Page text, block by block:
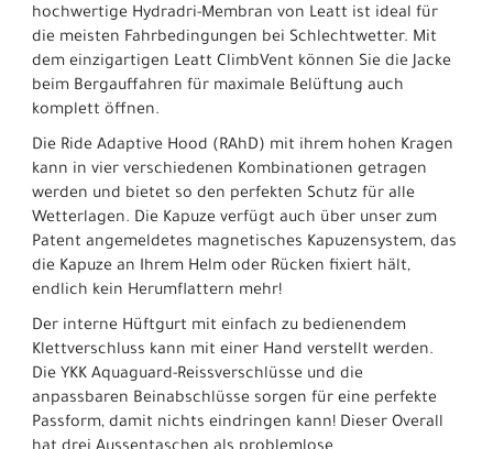
hochwertige Hydradri-Membran von Leatt ist ideal für
die meisten Fahrbedingungen bei Schlechtwetter. Mit
dem einzigartigen Leatt ClimbVent können Sie die Jacke
beim Bergauffahren für maximale Belüftung auch
komplett öffnen.
Die Ride Adaptive Hood (RAhD) mit ihrem hohen Kragen
kann in vier verschiedenen Kombinationen getragen
werden und bietet so den perfekten Schutz für alle
Wetterlagen. Die Kapuze verfügt auch über unser zum
Patent angemeldetes magnetisches Kapuzensystem, das
die Kapuze an Ihrem Helm oder Rücken fixiert hält,
endlich kein Herumflattern mehr!
Der interne Hüftgurt mit einfach zu bedienendem
Klettverschluss kann mit einer Hand verstellt werden.
Die YKK Aquaguard-Reissverschlüsse und die
anpassbaren Beinabschlüsse sorgen für eine perfekte
Passform, damit nichts eindringen kann! Dieser Overall